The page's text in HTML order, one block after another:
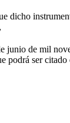
dicho
junio de mil
podrá ser